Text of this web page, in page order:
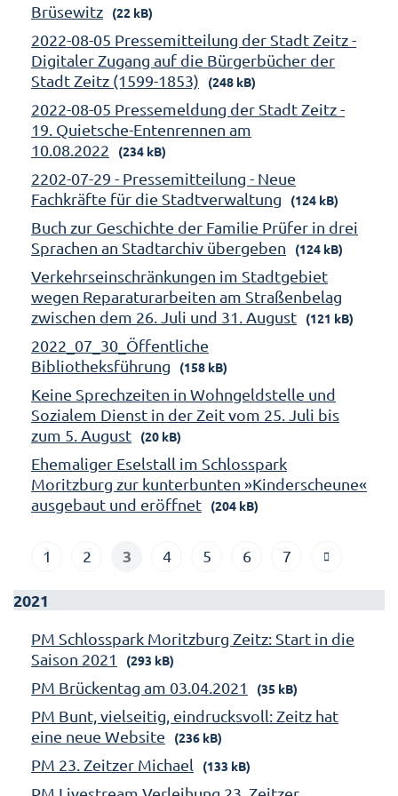
Brüsewitz (22 kB)
2022-08-05 Pressemitteilung der Stadt Zeitz -
Digitaler Zugang auf die Bürgerbücher der
Stadt Zeitz (1599-1853)
(248 kB)
2022-08-05 Pressemeldung der Stadt Zeitz -
19. Quietsche-Entenrennen am
10.08.2022
(234 kB)
2202-07-29 - Pressemitteilung - Neue
Fachkräfte für die Stadtverwaltung
(124 kB)
Buch zur Geschichte der Familie Prüfer in drei
Sprachen an Stadtarchiv übergeben
(124 kB)
Verkehrseinschränkungen im Stadtgebiet
wegen Reparaturarbeiten am Straßenbelag
zwischen dem 26. Juli und 31. August
(121 kB)
2022_07_30_Öffentliche
Bibliotheksführung
(158 kB)
Keine Sprechzeiten in Wohngeldstelle und
Sozialem Dienst in der Zeit vom 25. Juli bis
zum 5. August
(20 kB)
Ehemaliger Eselstall im Schlosspark
Moritzburg zur kunterbunten »Kinderscheune«
ausgebaut und eröffnet
(204 kB)
1 2 3 4 5 6 7
2021
PM Schlosspark Moritzburg Zeitz: Start in die
Saison 2021
(293 kB)
PM Brückentag am 03.04.2021 (35 kB)
PM Bunt, vielseitig, eindrucksvoll: Zeitz hat
eine neue Website
(236 kB)
PM 23. Zeitzer Michael (133 kB)